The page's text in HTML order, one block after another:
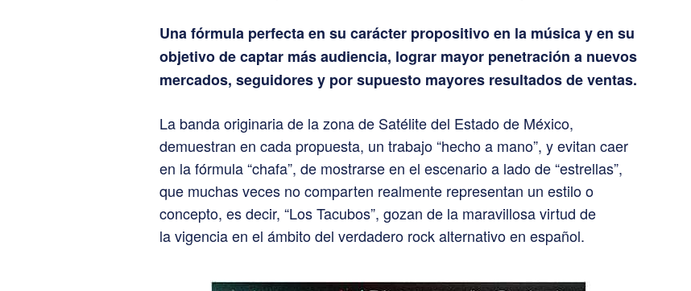
Una fórmula perfecta en su carácter propositivo en la música y en su
objetivo de captar más audiencia, lograr mayor penetración a nuevos
mercados, seguidores y por supuesto mayores resultados de ventas.
La banda originaria de la zona de Satélite del Estado de México,
demuestran en cada propuesta, un trabajo “hecho a mano”, y evitan caer
en la fórmula “chafa”, de mostrarse en el escenario a lado de “estrellas”,
que muchas veces no comparten realmente representan un estilo o
concepto, es decir, “Los Tacubos”, gozan de la maravillosa virtud de
la vigencia en el ámbito del verdadero rock alternativo en español.